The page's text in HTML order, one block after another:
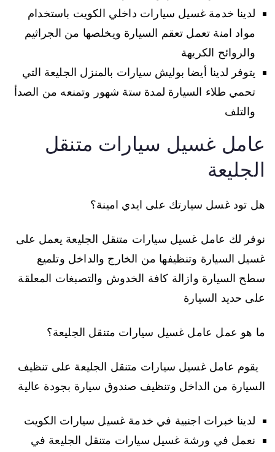
لدينا خدمة غسيل سيارات داخلي الكويت باستخدام
مواد امنة تعمل تعقم السيارة ويخلصها من الجراثيم
والروائح الكريهة
يتوفر لدينا أيضا بوليش سيارات بالمنزل الجليعة التي
تحمي طلاء السيارة لمدة ستة شهور وتمنعه من الصدأ
والتلف
عامل غسيل سيارات متنقل
الجليعة
هل تود غسل سيارتك على ايدي امينة؟
نوفر لك عامل غسيل سيارات متنقل الجليعة يعمل على
غسيل السيارة وتنظيفها من الخارج والداخل وتلميع
سطح السيارة وازالة كافة الخدوش والتصبغات المعلقة
على حديد السيارة
ما هو عمل عامل غسيل سيارات متنقل الجليعة؟
يقوم عامل غسيل سيارات متنقل الجليعة على تنظيف
السيارة من الداخل وتنظيف صندوق سيارة بجودة عالية
لدينا خبرات اجنبية في خدمة غسيل سيارات الكويت
نعمل في ورشة غسيل سيارات متنقل الجليعة في